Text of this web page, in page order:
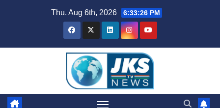
Thu. Aug 6th, 2026 6:33:27 PM